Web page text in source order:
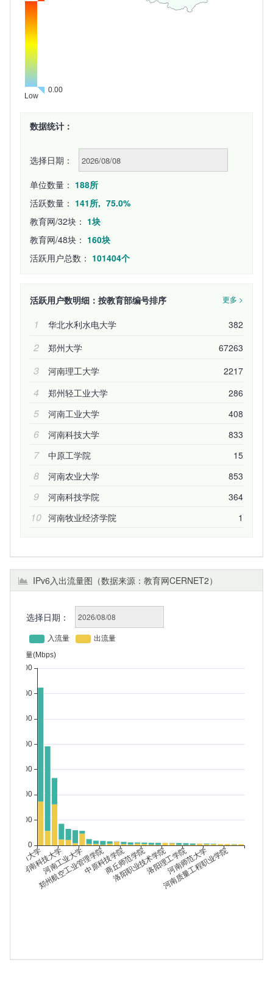
数据统计：
选择日期：
单位数量： 188所
活跃数量： 141所, 75.0%
教育网/32块： 1块
教育网/48块： 160块
活跃用户总数： 101404个
活跃用户数明细：按教育部编号排序 更多 >
1 华北水利水电大学 382
2 郑州大学 67263
3 河南理工大学 2217
4 郑州轻工业大学 286
5 河南工业大学 408
6 河南科技大学 833
7 中原工学院 15
8 河南农业大学 853
9 河南科技学院 364
10 河南牧业经济学院 1
IPv6入出流量图（数据来源：教育网CERNET2）
选择日期：